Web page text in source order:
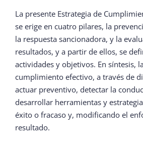
La presente Estrategia de
se erige en cuatro pilares, la
la respuesta sancionadora, y la
resultados, y a partir de ellos, se
actividades y objetivos. En síntesis,
cumplimiento efectivo, a través de
actuar preventivo, detectar la
desarrollar herramientas y
éxito o fracaso y, modificando el
resultado.